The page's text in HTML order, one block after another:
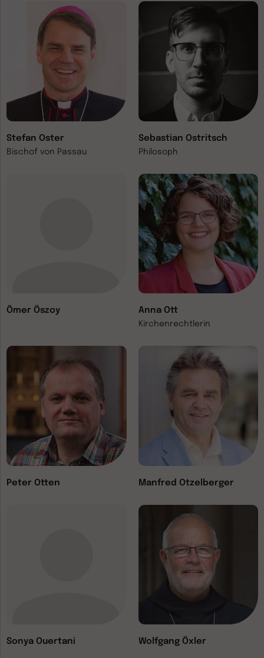
Stefan Oster
Bischof von Passau
Sebastian Ostritsch
Philosoph
Ömer Öszoy Anna Ott
Kirchenrechtlerin
Peter Otten Manfred Otzelberger
Sonya Ouertani Wolfgang Öxler